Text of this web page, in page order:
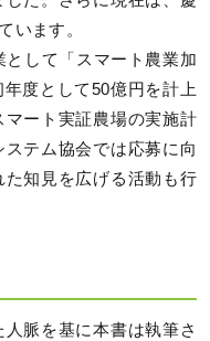
います。
として「スマート農業加
度として50億円を計上
ート実証農場の実施計
テム協会では応募に向
知見を広げる活動も行
脈を基に本書は執筆さ